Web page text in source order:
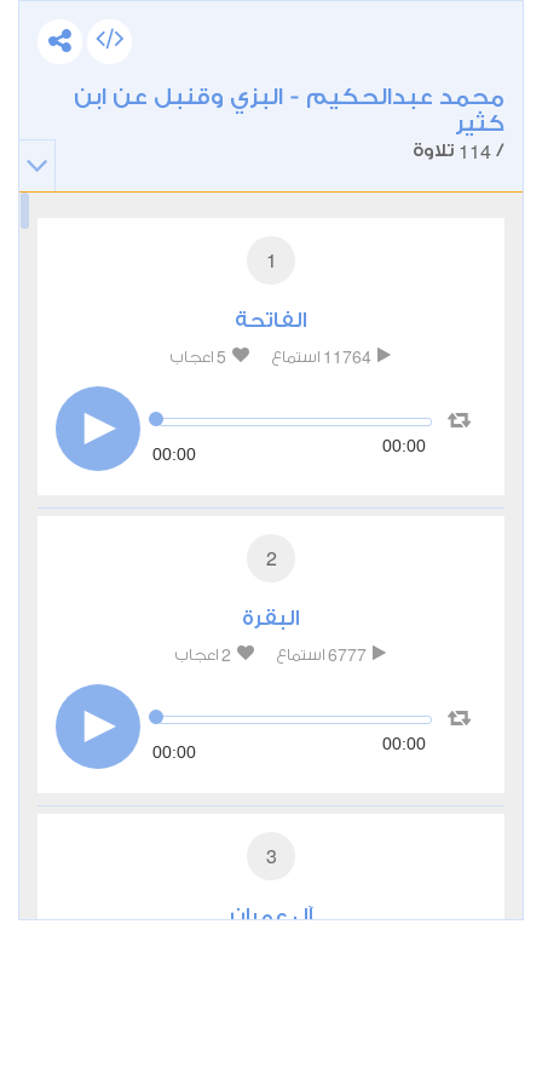
محمد عبدالحكيم - البزي وقنبل عن ابن
كثير
/
114 تلاوة
1
الفاتحة
11764 استماع 5 اعجاب
00:00 00:00
2
البقرة
6777 استماع 2 اعجاب
00:00 00:00
3
آل عمران